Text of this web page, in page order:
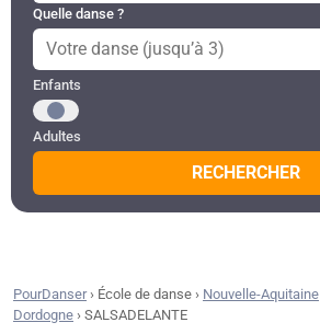
Quelle danse ?
Public recherché
Enfants
Adultes
RECHERCHER
PourDanser› École de danse › Nouvelle-Aquitaine
Dordogne › SALSADELANTE